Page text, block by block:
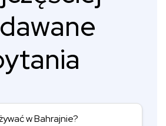
w Bahrajnie?